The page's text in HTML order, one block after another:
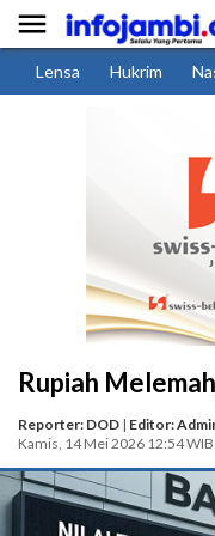

Lensa Hukrim
Rupiah
Reporter: DOD | Editor:
Kamis, 14 Mei 2026 12:54 WIB